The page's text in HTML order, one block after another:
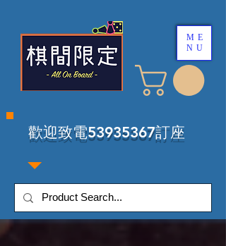
​歡迎致電53935367訂座
ME
NU